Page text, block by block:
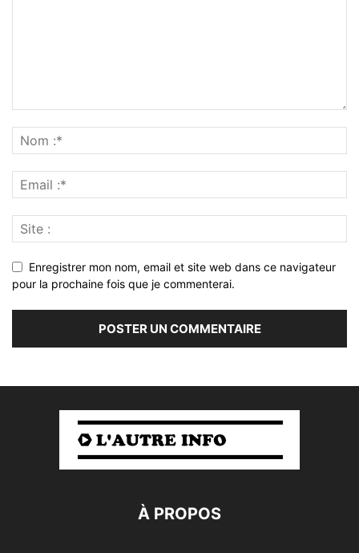
Enregistrer mon nom, email et site web dans ce navigateur
pour la prochaine fois que je commenterai.
À PROPOS